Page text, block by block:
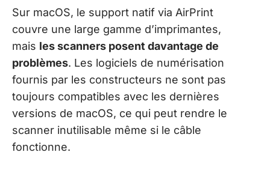
Sur macOS, le support natif via AirPrint
couvre une large gamme d’imprimantes,
mais les scanners posent davantage de
problèmes. Les logiciels de numérisation
fournis par les constructeurs ne sont pas
toujours compatibles avec les dernières
versions de macOS, ce qui peut rendre le
scanner inutilisable même si le câble
fonctionne.